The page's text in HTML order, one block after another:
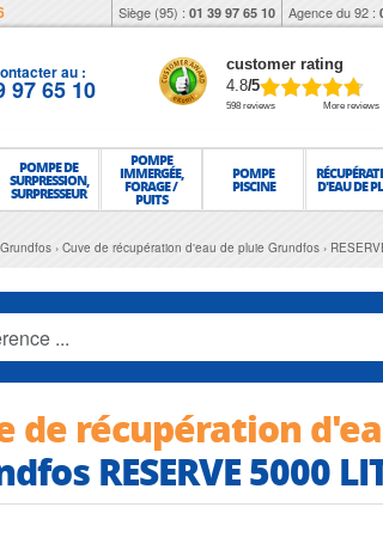
Siège (95) : 01 39 97 65 10 Agence du 92 :
au :
97 65 10
customer rating
4.8/5
598 reviews More reviews
POMPE DE
SURPRESSION,
SURPRESSEUR
POMPE
IMMERGÉE,
FORAGE /
PUITS
POMPE
PISCINE D'EAU DE
Grundfos Cuve de récupération d'eau de pluie Grundfos
de récupération
RESERVE 5000